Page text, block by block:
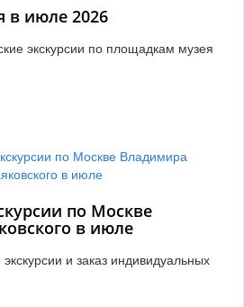
в июле 2026
экскурсии по площадкам музея
по Москве
в июле
и заказ индивидуальных